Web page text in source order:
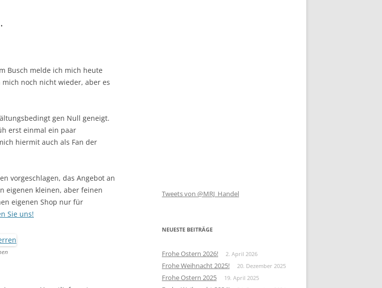
Busch melde ich mich heute
noch nicht wieder, aber es
gen Null geneigt.
erst einmal ein paar
hiermit auch als Fan der
vorgeschlagen, das Angebot an
eigenen kleinen, aber feinen
eigenen Shop nur für
Sie uns!
Tweets von @MRJ_Handel
NEUESTE BEITRÄGE
Frohe Ostern 2026! 2. April 2026
Frohe Weihnacht 2025! 20. Dezember 2025
Frohe Ostern 2025 19. April 2025